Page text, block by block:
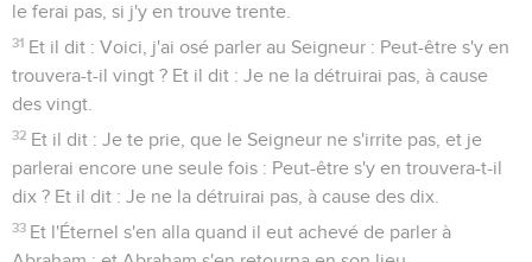
le ferai pas, si j'y en trouve trente.
31 Et il dit : Voici, j'ai osé parler au Seigneur : Peut-être s'y en
trouvera-t-il vingt ? Et il dit : Je ne la détruirai pas, à cause
des vingt.
32 Et il dit : Je te prie, que le Seigneur ne s'irrite pas, et je
parlerai encore une seule fois : Peut-être s'y en trouvera-t-il
dix ? Et il dit : Je ne la détruirai pas, à cause des dix.
33 Et l'Éternel s'en alla quand il eut achevé de parler à